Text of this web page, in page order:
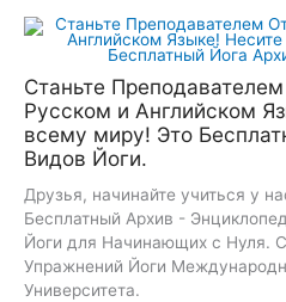
Перейти
Станьте
Русском и Английском
всему миру! Это
Видов Йоги.
Друзья, начинайте учиться у
Бесплатный Архив -
Йоги для Начинающих с Нуля.
Упражнений Йоги
Университета.